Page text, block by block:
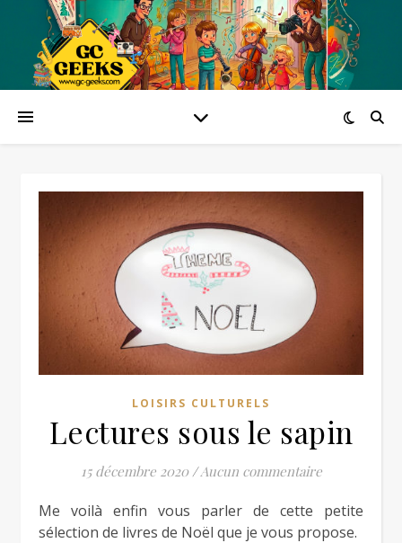
LOISIRS CULTURELS
Lectures sous le sapin
15 décembre 2020 / Aucun commentaire
Me voilà enfin vous parler de cette petite
sélection de livres de Noël que je vous propose.